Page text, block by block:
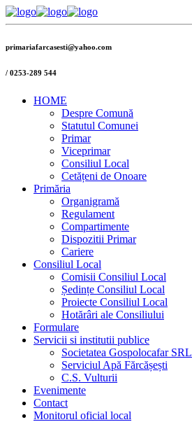
primariafarcasesti@yahoo.com
/ 0253-289 544
HOME
Despre Comună
Statutul Comunei
Primar
Viceprimar
Consiliul Local
Cetățeni de Onoare
Primăria
Organigramă
Regulament
Compartimente
Dispozitii Primar
Cariere
Consiliul Local
Comisii Consiliul Local
Ședințe Consiliul Local
Proiecte Consiliul Local
Hotărâri ale Consiliului
Formulare
Servicii si institutii publice
Societatea Gospolocafar SRL
Serviciul Apă Fărcășești
C.S. Vulturii
Evenimente
Contact
Monitorul oficial local